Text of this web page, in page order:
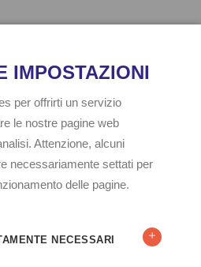
40 E14